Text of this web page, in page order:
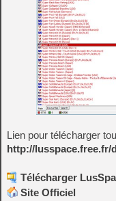
Lien pour télécharger
http://lusspace.free.fr/
Télécharger
Site Officiel